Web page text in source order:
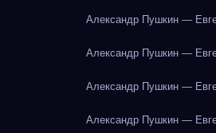
Александр Пушкин —
Александр Пушкин —
Александр Пушкин —
Александр Пушкин —